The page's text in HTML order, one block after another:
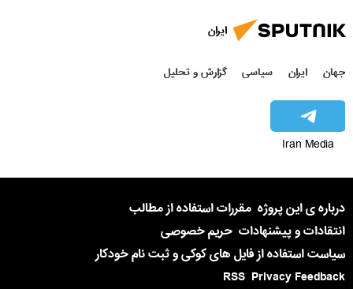
ایران
جهان ایران سیاسی گزارش و تحلیل
Iran Media
درباره ی این پروژه مقررات استفاده از مطالب
انتقادات و پیشنهادات حریم خصوصی
سیاست استفاده از فایل های کوکی و ثبت نام خودکار
Privacy Feedback
RSS